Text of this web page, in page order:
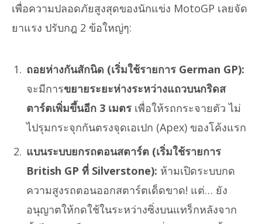
เพื่อความปลอดภัยสูงสุดของนักแข่ง MotoGP เลยจัด
ยาแรง ปรับกฎ 2 ข้อใหญ่ๆ:
ถอยห่างกันสักนิด (เริ่มใช้รายการ German GP):
จะมีการขยายระยะห่างระหว่างแถวบนกริดส
ตาร์ตเพิ่มขึ้นอีก 3 เมตร เพื่อให้รถกระจายตัว ไม่
ไปรุมกระจุกกันตรงจุดเอเปก (Apex) ของโค้งแรก
แบนระบบยกรถตอนสตาร์ต (เริ่มใช้รายการ
British GP ที่ Silverstone): ห้ามเปิดระบบกด
ความสูงรถตอนออกสตาร์ตเด็ดขาด! แต่… ยัง
อนุญาตให้กดใช้ในระหว่างซิ่งบนแทร็กหลังจาก